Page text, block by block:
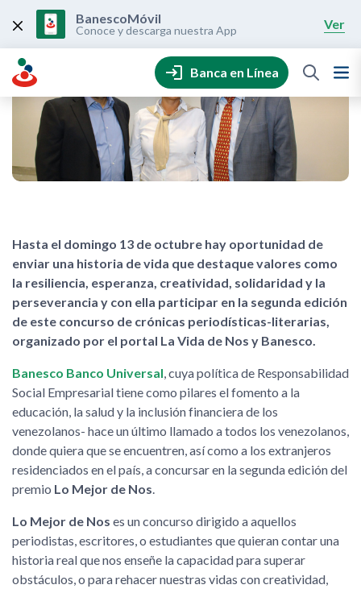
content
BanescoMóvil
Conoce y descarga nuestra App Ver
Banca en Línea
Hasta el domingo 13 de octubre hay oportunidad de
enviar una historia de vida que destaque valores como
la resiliencia, esperanza, creatividad, solidaridad y la
perseverancia y con ella participar en la segunda edición
de este concurso de crónicas periodísticas-literarias,
organizado por el portal La Vida de Nos y Banesco.
Banesco Banco Universal , cuya política de Responsabilidad
Social Empresarial tiene como pilares el fomento a la
educación, la salud y la inclusión financiera de los
venezolanos- hace un último llamado a todos los venezolanos,
donde quiera que se encuentren, así como a los extranjeros
residenciados en el país, a concursar en la segunda edición del
premio Lo Mejor de Nos
Lo Mejor de Nos es un concurso dirigido a aquellos
periodistas, escritores, o estudiantes que quieran contar una
historia real que nos enseñe la capacidad para superar
obstáculos, o para rehacer nuestras vidas con creatividad,